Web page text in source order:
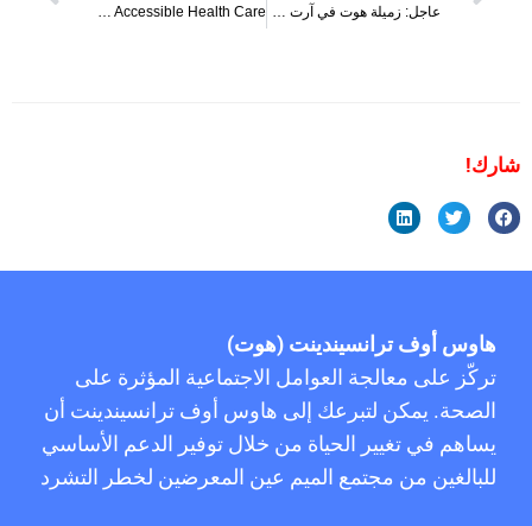
عاجل: زميلة هوت في آرت ريتش أونيا نيرف تغير التاريخ كفائزة في الموسم 17 من روبول دراغ رايس HOT Receives Grant From The Cleveland Foundation To Improve Access To Culturally Competent and Accessible Health Care
شارك!
هاوس أوف ترانسيندينت (هوت)
تركّز على معالجة العوامل الاجتماعية المؤثرة على
الصحة. يمكن لتبرعك إلى هاوس أوف ترانسيندينت أن
يساهم في تغيير الحياة من خلال توفير الدعم الأساسي
للبالغين من مجتمع الميم عين المعرضين لخطر التشرد